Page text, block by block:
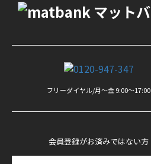
ゴムマット
フリーダイヤル/月〜金 9:00〜17:00
会員登録がお済みではない方